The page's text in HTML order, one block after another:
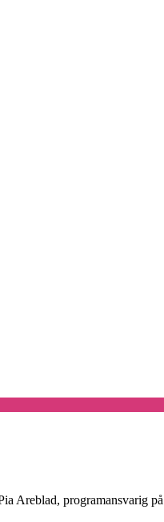
Areblad, programansvarig